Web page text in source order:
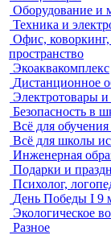
Оборудование и
Техника и
Офис,
пространство
Экоаквакомплекс
Дистанционное
Электротовары
Безопасность в
Всё для
Всё для школы
Инженерная
Подарки и
Психолог,
День Победы I 9
Экологическое
Разное